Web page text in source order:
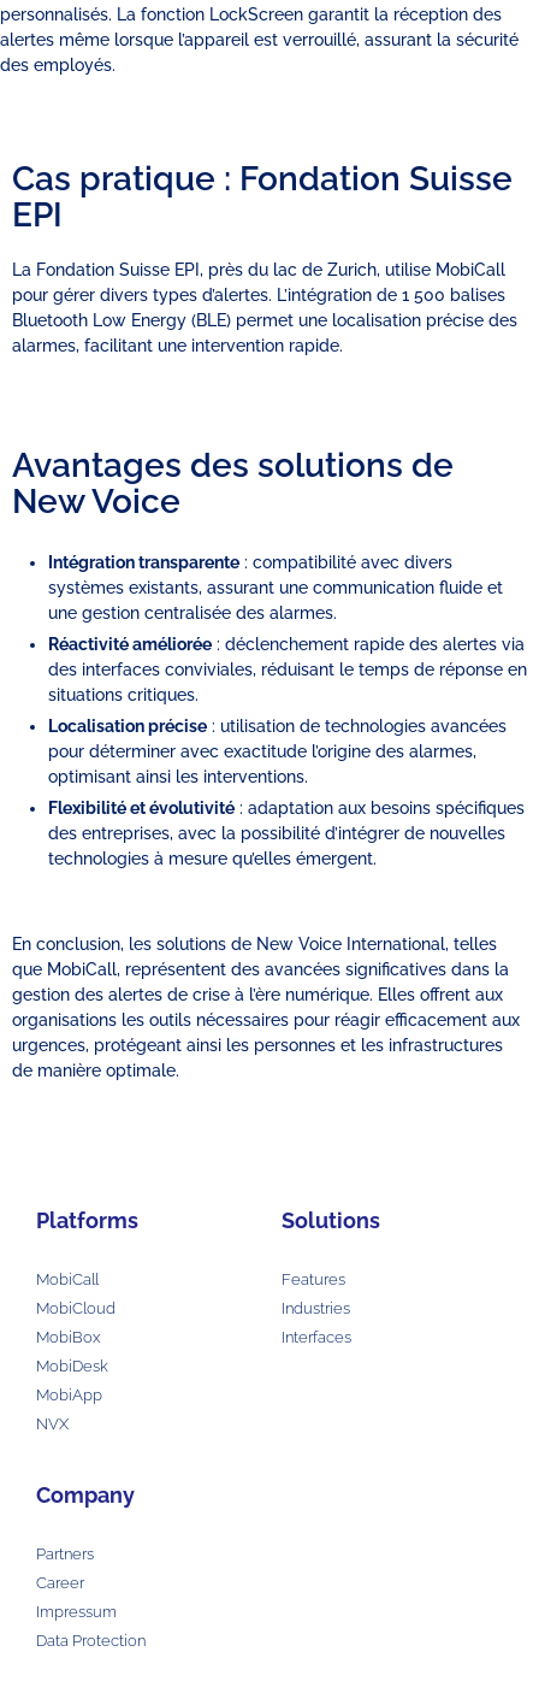
personnalisés. La fonction LockScreen garantit la réception des
alertes même lorsque l’appareil est verrouillé, assurant la sécurité
des employés.
Cas pratique : Fondation Suisse
EPI
La Fondation Suisse EPI, près du lac de Zurich, utilise MobiCall
pour gérer divers types d’alertes. L’intégration de 1 500 balises
Bluetooth Low Energy (BLE) permet une localisation précise des
alarmes, facilitant une intervention rapide.
Avantages des solutions de
New Voice
Intégration transparente : compatibilité avec divers
systèmes existants, assurant une communication fluide et
une gestion centralisée des alarmes.
Réactivité améliorée : déclenchement rapide des alertes via
des interfaces conviviales, réduisant le temps de réponse en
situations critiques.
Localisation précise : utilisation de technologies avancées
pour déterminer avec exactitude l’origine des alarmes,
optimisant ainsi les interventions.
Flexibilité et évolutivité : adaptation aux besoins spécifiques
des entreprises, avec la possibilité d’intégrer de nouvelles
technologies à mesure qu’elles émergent.
En conclusion, les solutions de New Voice International, telles
que MobiCall, représentent des avancées significatives dans la
gestion des alertes de crise à l’ère numérique. Elles offrent aux
organisations les outils nécessaires pour réagir efficacement aux
urgences, protégeant ainsi les personnes et les infrastructures
de manière optimale.
Platforms
MobiCall
MobiCloud
MobiBox
MobiDesk
MobiApp
NVX
Solutions
Features
Industries
Interfaces
Company
Partners
Career
Impressum
Data Protection